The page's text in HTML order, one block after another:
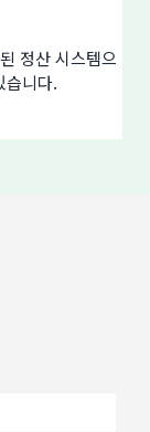
정산 시스템으
습니다.